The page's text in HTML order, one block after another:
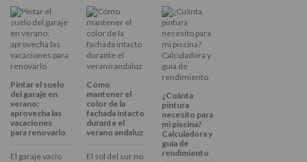
Pintar el suelo
del garaje en
verano:
aprovecha las
vacaciones
para renovarlo
El garaje vacío
Cómo
mantener el
color de la
fachada intacto
durante el
verano andaluz
El sol del sur no
¿Cuánta
pintura
necesito para
mi piscina?
Calculadora y
guía de
rendimiento